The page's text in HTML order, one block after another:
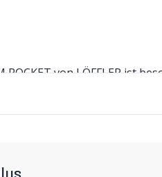
von LÖFFLER ist
mitgeführt werden.
und atmungsaktiv.
Elemente sorgen für